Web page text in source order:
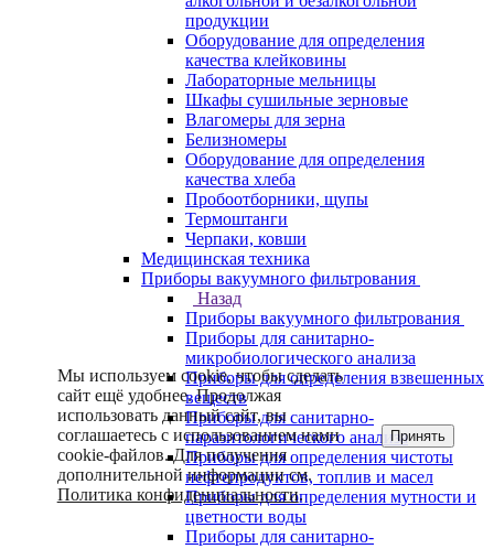
продукции
Оборудование для определения
качества клейковины
Лабораторные мельницы
Шкафы сушильные зерновые
Влагомеры для зерна
Белизномеры
Оборудование для определения
качества хлеба
Пробоотборники, щупы
Термоштанги
Черпаки, ковши
Медицинская техника
Приборы вакуумного фильтрования
Назад
Приборы вакуумного фильтрования
Приборы для санитарно-
микробиологического анализа
Приборы для определения взвешенных
веществ
Приборы для санитарно-
паразитологического анализа
Приборы для определения чистоты
нефтепродуктов, топлив и масел
Приборы для определения мутности и
цветности воды
Приборы для санитарно-
Мы используем cookie, чтобы сделать
сайт ещё удобнее. Продолжая
использовать данный сайт, вы
соглашаетесь с использованием нами
cookie-файлов. Для получения
дополнительной информации см.
Политика конфиденциальности.
Принять